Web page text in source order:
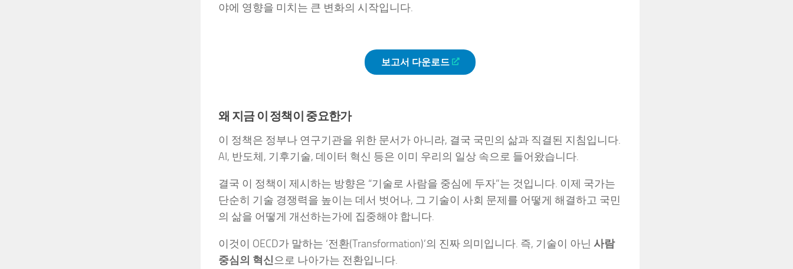
야에 영향을 미치는 큰 변화의 시작입니다.
보고서 다운로드
왜 지금 이 정책이 중요한가
이 정책은 정부나 연구기관을 위한 문서가 아니라, 결국 국민의 삶과 직결된 지침입니다.
AI, 반도체, 기후기술, 데이터 혁신 등은 이미 우리의 일상 속으로 들어왔습니다.
결국 이 정책이 제시하는 방향은 “기술로 사람을 중심에 두자”는 것입니다. 이제 국가는
단순히 기술 경쟁력을 높이는 데서 벗어나, 그 기술이 사회 문제를 어떻게 해결하고 국민
의 삶을 어떻게 개선하는가에 집중해야 합니다.
이것이 OECD가 말하는 ‘전환(Transformation)’의 진짜 의미입니다. 즉, 기술이 아닌 사람
중심의 혁신으로 나아가는 전환입니다.